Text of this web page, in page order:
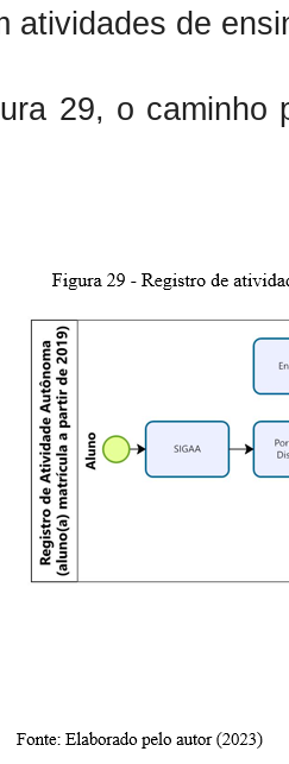
atividades de
29, o caminho